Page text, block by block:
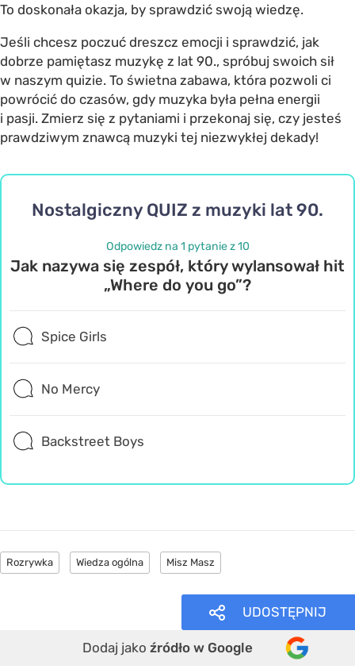
To doskonała okazja, by sprawdzić swoją wiedzę.
Jeśli chcesz poczuć dreszcz emocji i sprawdzić, jak
dobrze pamiętasz muzykę z lat 90., spróbuj swoich sił
w naszym quizie. To świetna zabawa, która pozwoli ci
powrócić do czasów, gdy muzyka była pełna energii
i pasji. Zmierz się z pytaniami i przekonaj się, czy jesteś
prawdziwym znawcą muzyki tej niezwykłej dekady!
Nostalgiczny QUIZ z muzyki lat 90.
Odpowiedz na 1 pytanie z 10
Jak nazywa się zespół, który wylansował hit
„Where do you go”?
Spice Girls
No Mercy
Backstreet Boys
Rozrywka Wiedza ogólna Misz Masz
UDOSTĘPNIJ
Dodaj jako źródło w Google